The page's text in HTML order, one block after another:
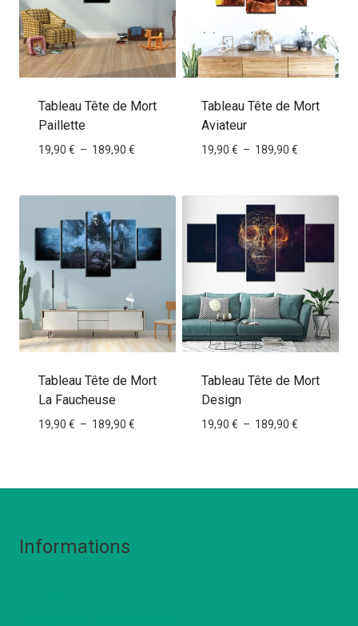
Tableau Tête de Mort
Paillette
19,90 € – 189,90 €
19,90 €
189,90 €
Tableau Tête de Mort
Aviateur
19,90 € – 189,90 €
19,90 €
à
189,90 €
Tableau Tête de Mort
La Faucheuse
19,90 € – 189,90 €
à
Tableau Tête de Mort
Design
19,90 € – 189,90 €
à
Informations